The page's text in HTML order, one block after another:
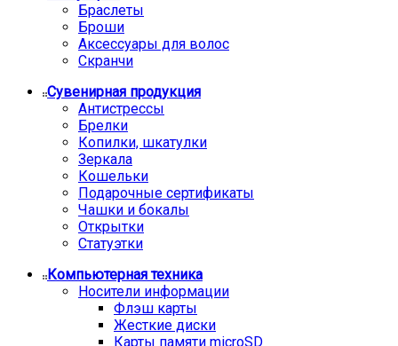
Браслеты
Броши
Аксессуары для волос
Скранчи
Сувенирная продукция
Антистрессы
Брелки
Копилки, шкатулки
Зеркала
Кошельки
Подарочные сертификаты
Чашки и бокалы
Открытки
Статуэтки
Компьютерная техника
Носители информации
Флэш карты
Жесткие диски
Карты памяти microSD